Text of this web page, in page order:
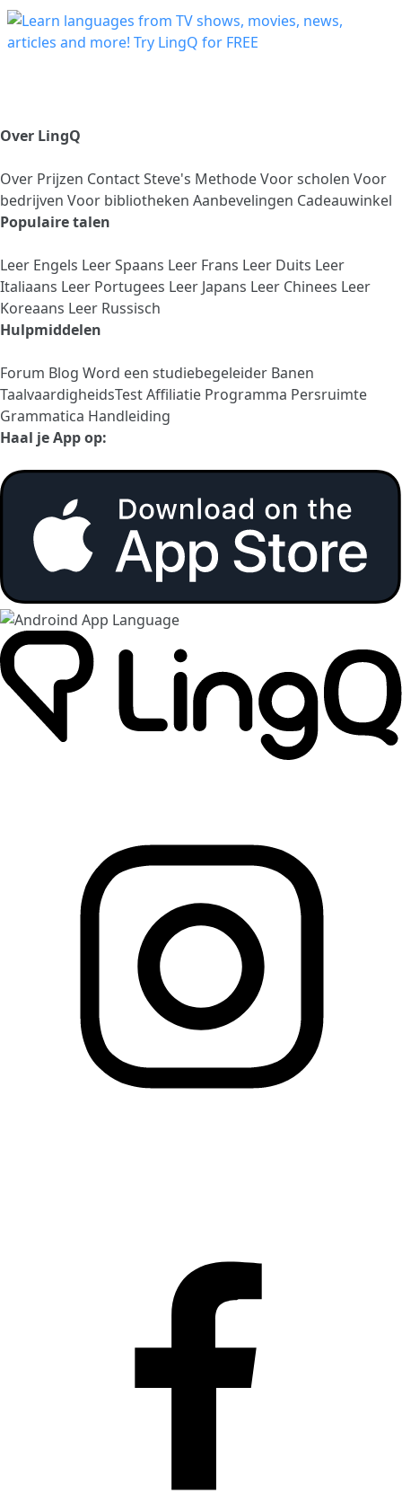
Over LingQ
Over Prijzen ContactSteve's MethodeVoor scholen Voor
bedrijven Voor bibliotheken Aanbevelingen Cadeauwinkel
Populaire talen
Leer Engels Leer Spaans Leer Frans Leer Duits Leer
Italiaans Leer Portugees Leer Japans Leer Chinees Leer
Koreaans Leer Russisch
Hulpmiddelen
Forum Blog Word een studiebegeleider Banen
TaalvaardigheidsTestAffiliatie Programma Persruimte
Grammatica Handleiding
Haal je App op: